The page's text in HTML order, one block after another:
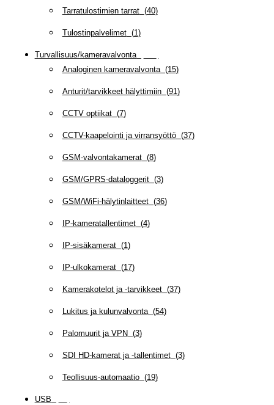
Tarratulostimien tarrat(40)
Tulostinpalvelimet(1)
Turvallisuus/kameravalvonta(
Analoginen kameravalvonta(15)
Anturit/tarvikkeet hälyttimiin(91)
CCTV optiikat(7)
CCTV-kaapelointi ja virransyöttö(37)
GSM-valvontakamerat(8)
GSM/GPRS-dataloggerit(3)
GSM/WiFi-hälytinlaitteet(36)
IP-kameratallentimet(4)
IP-sisäkamerat(1)
IP-ulkokamerat(17)
Kamerakotelot ja -tarvikkeet(37)
Lukitus ja kulunvalvonta(54)
Palomuurit ja VPN (3)
SDI HD-kamerat ja -tallentimet(3)
Teollisuus-automaatio(19)
USB